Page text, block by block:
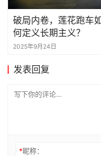
破局内卷，莲花跑车
何定义长期主义？
2025年9月24日
发表回复
*昵称：